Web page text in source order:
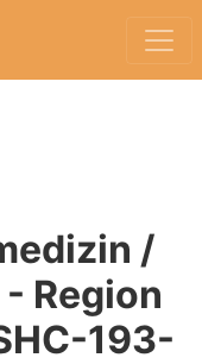
/
Region
193-